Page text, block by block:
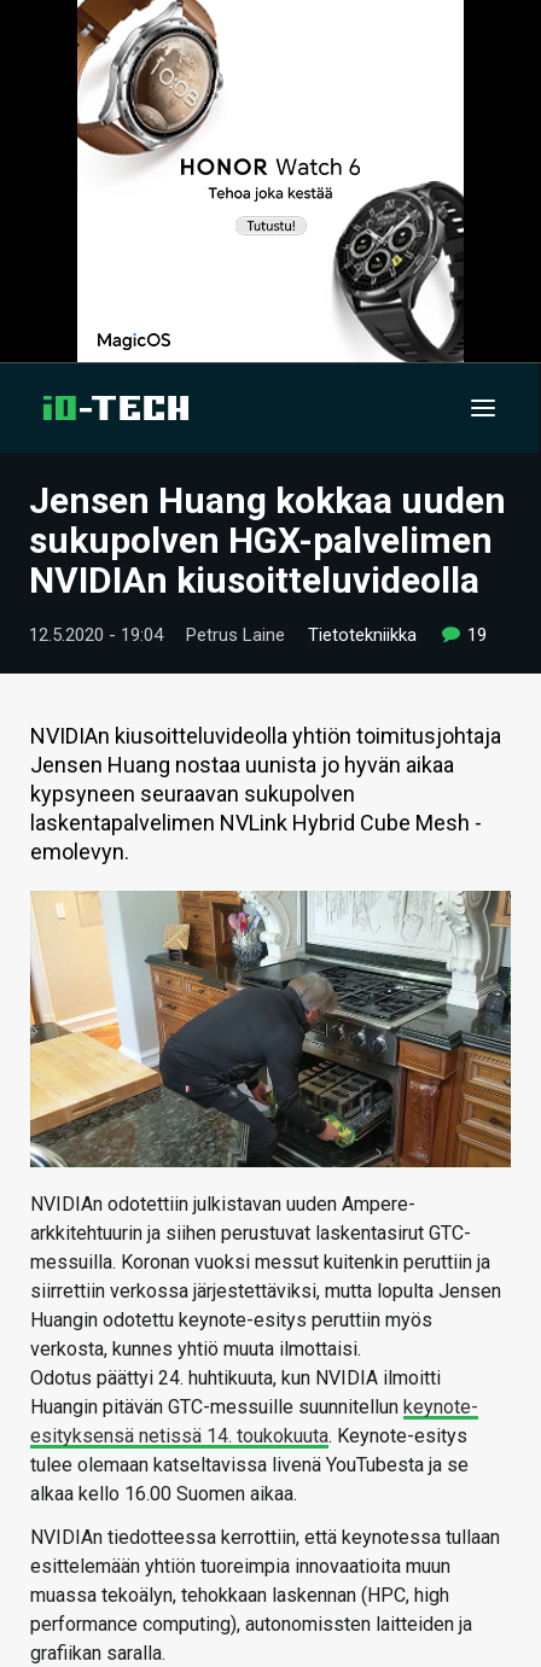
UUTISET
ARTIKKELIT
VIDEOT
TECHBBS
TIETOA
HINTA.FI
KAUPPA
HAKU
Jensen Huang kokkaa uuden
sukupolven HGX-palvelimen
NVIDIAn kiusoitteluvideolla
12.5.2020 - 19:04 Petrus Laine Tietotekniikka 19
NVIDIAn kiusoitteluvideolla yhtiön toimitusjohtaja
Jensen Huang nostaa uunista jo hyvän aikaa
kypsyneen seuraavan sukupolven
laskentapalvelimen NVLink Hybrid Cube Mesh -
emolevyn.
NVIDIAn odotettiin julkistavan uuden Ampere-
arkkitehtuurin ja siihen perustuvat laskentasirut GTC-
messuilla. Koronan vuoksi messut kuitenkin peruttiin ja
siirrettiin verkossa järjestettäviksi, mutta lopulta Jensen
Huangin odotettu keynote-esitys peruttiin myös
verkosta, kunnes yhtiö muuta ilmottaisi.
Odotus päättyi 24. huhtikuuta, kun NVIDIA ilmoitti
Huangin pitävän GTC-messuille suunnitellun keynote-
esityksensä netissä 14. toukokuuta. Keynote-esitys
tulee olemaan katseltavissa livenä YouTubesta ja se
alkaa kello 16.00 Suomen aikaa.
NVIDIAn tiedotteessa kerrottiin, että keynotessa tullaan
esittelemään yhtiön tuoreimpia innovaatioita muun
muassa tekoälyn, tehokkaan laskennan (HPC, high
performance computing), autonomissten laitteiden ja
grafiikan saralla.